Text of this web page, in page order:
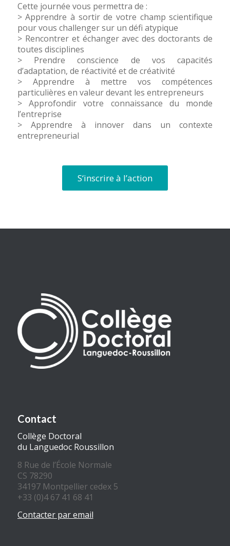
Cette journée vous permettra de :
> Apprendre à sortir de votre champ scientifique
pour vous challenger sur un défi atypique
> Rencontrer et échanger avec des doctorants de
toutes disciplines
> Prendre conscience de vos capacités
d’adaptation, de réactivité et de créativité
> Apprendre à mettre vos compétences
particulières en valeur devant les entrepreneurs
> Approfondir votre connaissance du monde
l’entreprise
> Apprendre à innover dans un contexte
entrepreneurial
S‘inscrire à l’action
Contact
Collège Doctoral
du Languedoc Roussillon
8 Rue de l’École Normale
CS 78290
34197 Montpellier cedex 5
+33 (0)4 67 41 68 41
Contacter par email